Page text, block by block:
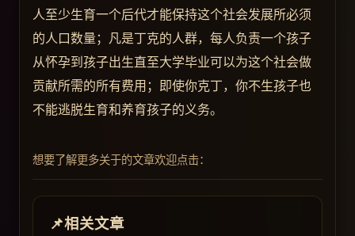
人至少生育一个后代才能保持这个社会发展所必须
的人口数量；凡是丁克的人群，每人负责一个孩子
从怀孕到孩子出生直至大学毕业可以为这个社会做
贡献所需的所有费用；即使你克丁，你不生孩子也
不能逃脱生育和养育孩子的义务。
想要了解更多关于的文章欢迎点击：
相关文章